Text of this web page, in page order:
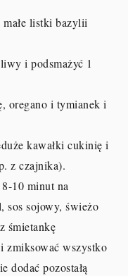
listki bazylii
i podsmażyć 1
oregano i tymianek i
kawałki cukinię i
z czajnika).
10 minut na
sos sojowy, świeżo
śmietankę
zmiksować wszystko
dodać pozostałą